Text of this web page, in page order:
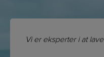
Vi er eksperter i at